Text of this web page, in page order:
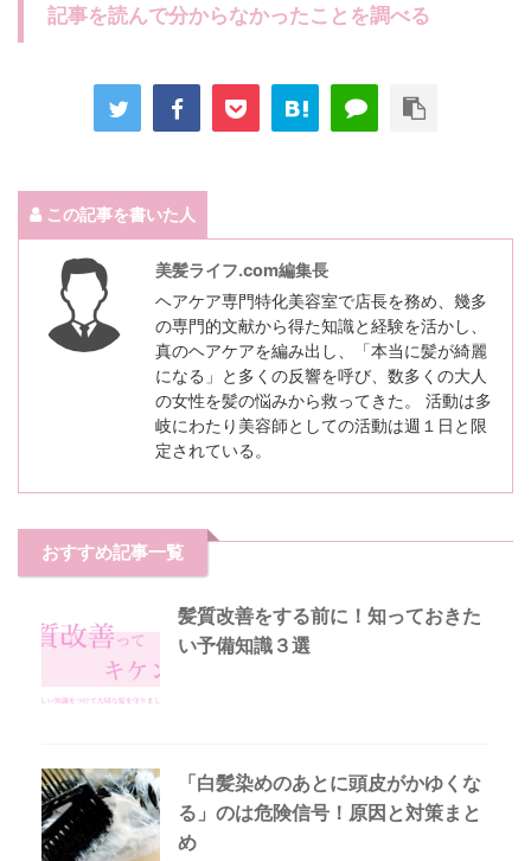
記事を読んで分からなかったことを調べる
この記事を書いた人
美髪ライフ.com編集長
ヘアケア専門特化美容室で店長を務め、幾多
の専門的文献から得た知識と経験を活かし、
真のヘアケアを編み出し、「本当に髪が綺麗
になる」と多くの反響を呼び、数多くの大人
の女性を髪の悩みから救ってきた。 活動は多
岐にわたり美容師としての活動は週１日と限
定されている。
おすすめ記事一覧
髪質改善をする前に！知っておきた
い予備知識３選
「白髪染めのあとに頭皮がかゆくな
る」のは危険信号！原因と対策まと
め